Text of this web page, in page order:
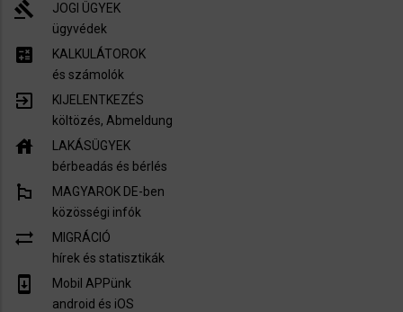
gavel
JOGI ÜGYEK
ügyvédek
calculate
KALKULÁTOROK
és számolók
exit_to_app
KIJELENTKEZÉS
költözés, Abmeldung
house
LAKÁSÜGYEK
bérbeadás és bérlés
emoji_flags
MAGYAROK DE-ben
közösségi infók
sync_alt
MIGRÁCIÓ
hírek és statisztikák
system_update
Mobil APPünk
android és iOS